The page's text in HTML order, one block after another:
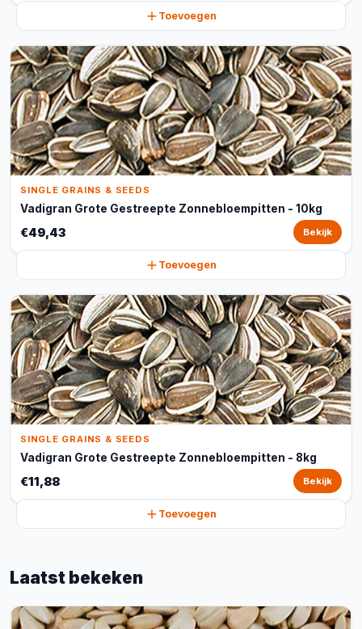
Toevoegen
SINGLE GRAINS & SEEDS
Vadigran Grote Gestreepte Zonnebloempitten - 10kg
€49,43 Bekijk
Toevoegen
SINGLE GRAINS & SEEDS
Vadigran Grote Gestreepte Zonnebloempitten - 8kg
€11,88 Bekijk
Toevoegen
Laatst bekeken